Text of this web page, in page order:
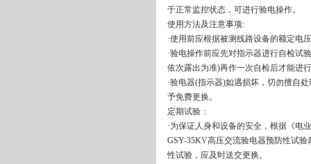
于正常监控状态，可进行验电操作。
使用方法及注意事项:
·使用前应根据被测线路设备的额定电
·验电操作前应先对指示器进行自检试
依次露出为准)再作一次自检后才能进
·验电器(指示器)如遇损坏，切勿擅自
予免费更换。
定期试验：
·为保证人身和设备的安全，根据《电
GSY-35KV高压交流验电器预防性试
性试验，应及时送交更换。